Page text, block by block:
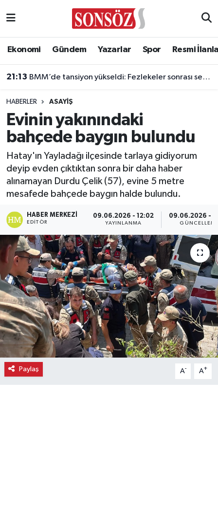
Ekonomi Gündem Yazarlar Spor Resmi
21:13 BMM’de tansiyon yükseldi: Fezlekeler sonrası sert açıklamalar
HABERLER ASAYIŞ
Evinin yakınındaki
bahçede baygın bulundu
Hatay'ın Yayladağı ilçesinde tarlaya gidiyorum
deyip evden çıktıktan sonra bir daha haber
alınamayan Durdu Çelik (57), evine 5 metre
mesafede bahçede baygın halde bulundu.
HABER MERKEZI
EDITÖR
09.06.2026 - 12:02
YAYINLANMA
09.06.2026 -
Paylaş A- A+
Asayiş
Biyografi
Çevre
Diğer
Dünya
Eğitim
Ekonomi
Eleman
Emlak
Gündem
Gurme
Haber
Ankara Nöbetçi Eczaneler
Ankara Trafik Yoğunluk Haritası
Süper Lig Puan Durumu ve Fikstür
Tüm Manşetler
Son Dakika Haberleri
Haber Arşivi